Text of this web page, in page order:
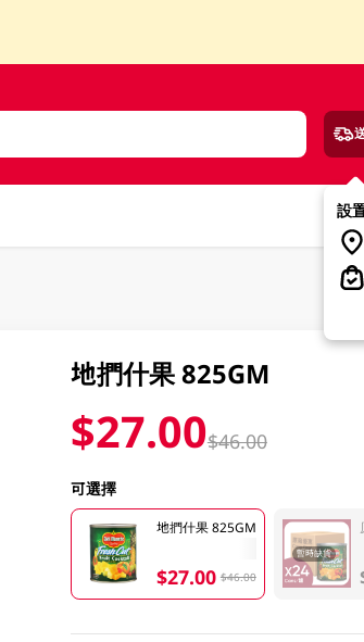
設
地捫什果 825GM
$27.00$46.00
可選擇
地捫什果 825GM
$27.00 $46.00
暫時缺貨